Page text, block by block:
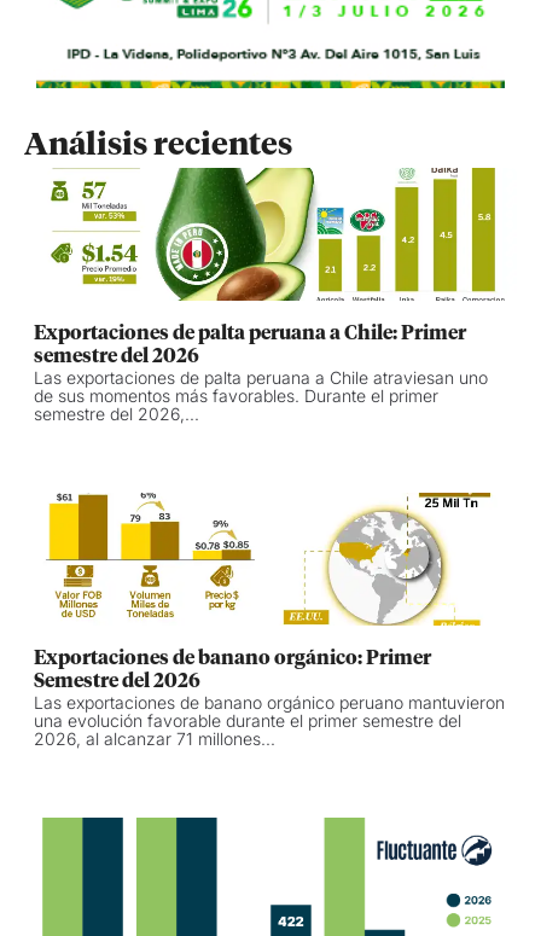
Análisis recientes
Exportaciones de palta peruana a Chile: Primer
semestre del 2026
Las exportaciones de palta peruana a Chile atraviesan uno
de sus momentos más favorables. Durante el primer
semestre del 2026,...
Exportaciones de banano orgánico: Primer
Semestre del 2026
Las exportaciones de banano orgánico peruano mantuvieron
una evolución favorable durante el primer semestre del
2026, al alcanzar 71 millones...